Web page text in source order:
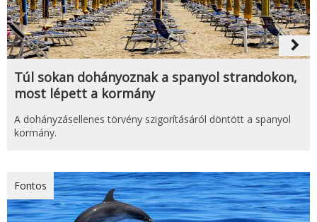
navigate_next
Túl sokan dohányoznak a spanyol strandokon,
most lépett a kormány
A dohányzásellenes törvény szigorításáról döntött a spanyol
kormány.
Fontos